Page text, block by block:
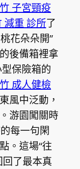
子宮頸疫
減重 診所了
花朵朵開”
後備箱裡拿
保險箱的
成人健檢
風中泛動，
游園闖關時
每一句閑
。這場“往
了最本真